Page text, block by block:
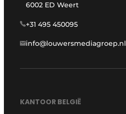
6002 ED Weert
+31 495 450095
info@louwersmediagroep.nl
KANTOOR BELGIË